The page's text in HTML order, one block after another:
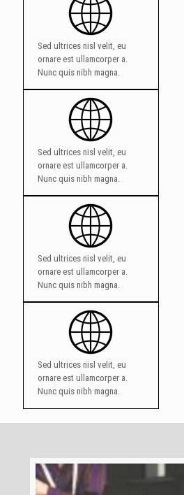
Sed ultrices nisl velit, eu ornare est
nibh magna.
nibh magna.
Sed ultrices nisl velit, eu ornare est
nibh magna.
Sed ultrices nisl velit, eu
ornare est ullamcorper a.
Nunc quis nibh magna.
Sed ultrices nisl velit, eu
ornare est ullamcorper a.
Nunc quis nibh magna.
Sed ultrices nisl velit, eu
ornare est ullamcorper a.
Nunc quis nibh magna.
Sed ultrices nisl velit, eu
ornare est ullamcorper a.
Nunc quis nibh magna.
Lorem ipsum dolor sit amet, consectetur
dolor, gravida a varius blandit, auctor eget